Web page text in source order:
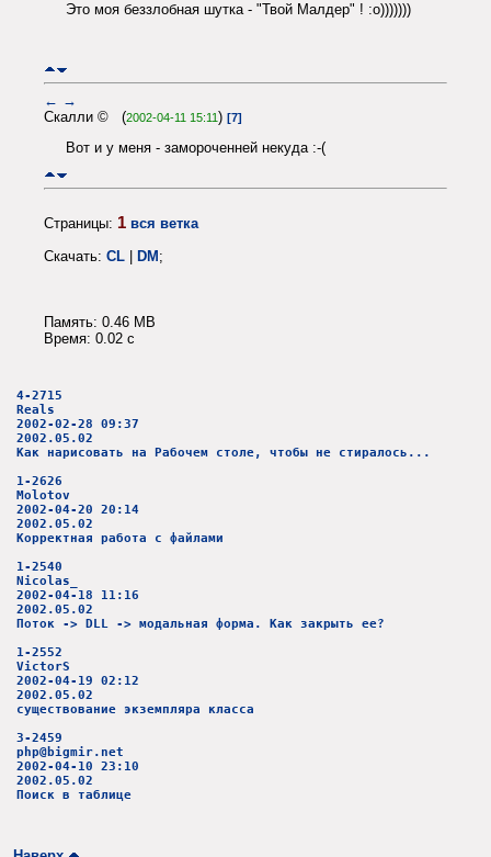
Это моя беззлобная шутка - "Твой Малдер" ! :o)))))))
← →
Скалли © (2002-04-11 15:11) [7]
Вот и у меня - замороченней некуда :-(
Страницы: 1 вся ветка
Скачать: CL | DM;
Память: 0.46 MB
Время: 0.02 c
4-2715
Reals
2002-02-28 09:37
2002.05.02
Как нарисовать на Рабочем столе, чтобы не стиралось...
1-2626
Molotov
2002-04-20 20:14
2002.05.02
Корректная работа с файлами
1-2540
Nicolas_
2002-04-18 11:16
2002.05.02
Поток -> DLL -> модальная форма. Как закрыть ее?
1-2552
VictorS
2002-04-19 02:12
2002.05.02
существование экземпляра класса
3-2459
php@bigmir.net
2002-04-10 23:10
2002.05.02
Поиск в таблице